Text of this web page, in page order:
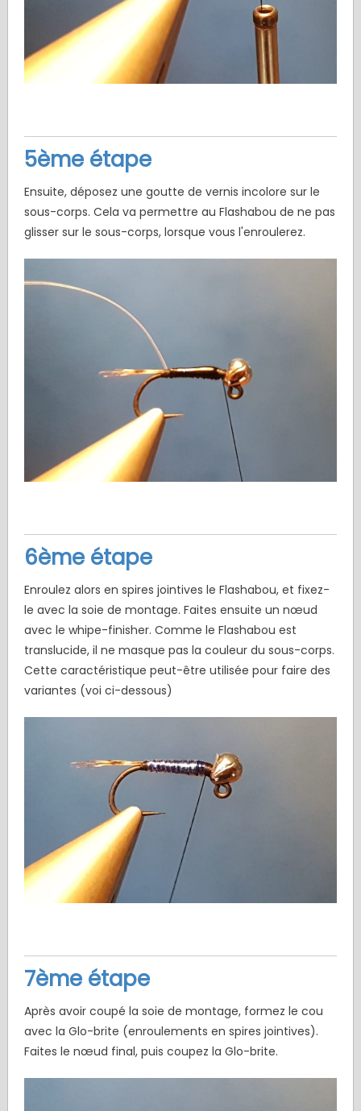
5ème étape
Ensuite, déposez une goutte de vernis incolore sur le
sous-corps. Cela va permettre au Flashabou de ne pas
glisser sur le sous-corps, lorsque vous l'enroulerez.
6ème étape
Enroulez alors en spires jointives le Flashabou, et fixez-
le avec la soie de montage. Faites ensuite un nœud
avec le whipe-finisher. Comme le Flashabou est
translucide, il ne masque pas la couleur du sous-corps.
Cette caractéristique peut-être utilisée pour faire des
variantes (voi ci-dessous)
7ème étape
Après avoir coupé la soie de montage, formez le cou
avec la Glo-brite (enroulements en spires jointives).
Faites le nœud final, puis coupez la Glo-brite.